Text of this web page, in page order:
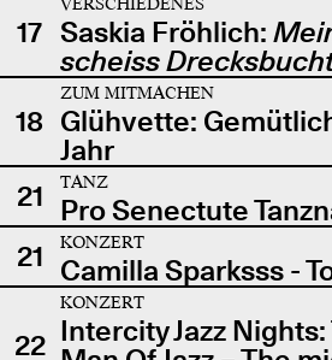
17 Saskia Fröhlich:
scheiss
18
ZUM MITMACHEN
Glühvette:
Jahr
21
TANZ
Pro Senectute
21
KONZERT
Camilla Sparksss -
22
KONZERT
Intercity Jazz